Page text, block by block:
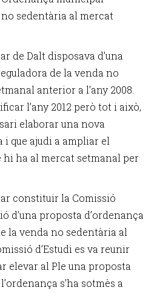
sedentària al mercat
de Dalt disposava d’una
de la venda no
anterior a l’any 2008.
l’any 2012 però tot i això,
elaborar una nova
que ajudi a ampliar el
hi ha al mercat setmanal per
constituir la Comissió
d’una proposta d’ordenança
la venda no sedentària al
d’Estudi es va reunir
elevar al Ple una proposta
s’ha sotmès a